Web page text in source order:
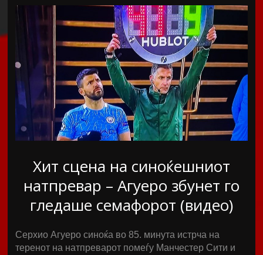
Хит сцена на синоќешниот
натпревар – Агуеро збунет го
гледаше семафорот (видео)
Серхио Агуеро синоќа во 85. минута истрча на
теренот на натпреварот помеѓу Манчестер Сити и